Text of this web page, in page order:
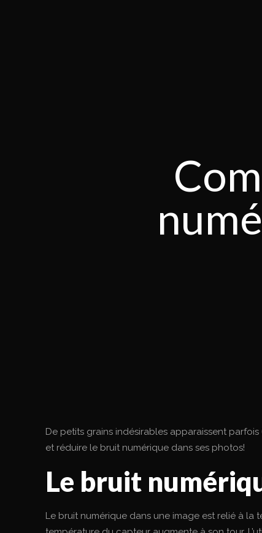
De petits grains indésirables apparaissent
et réduire le bruit numérique dans ses photos!
Le bruit
Le bruit numérique dans une image est relié à la